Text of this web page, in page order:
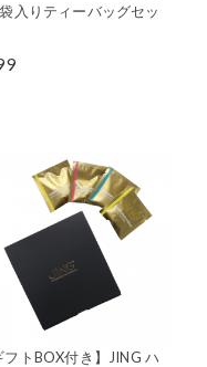
入りティーバッグセッ
フトBOX付き】JING ハ